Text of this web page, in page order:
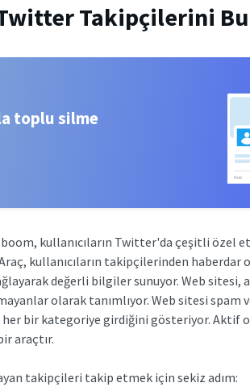
Takipçilerini
toplu silme
kullanıcıların Twitter'da çeşitli özel
kullanıcıların takipçilerinden haberdar
değerli bilgiler sunuyor. Web sitesi,
olarak tanımlıyor. Web sitesi spam
her bir kategoriye girdiğini gösteriyor. Aktif
araçtır.
takipçileri takip etmek için sekiz adım: